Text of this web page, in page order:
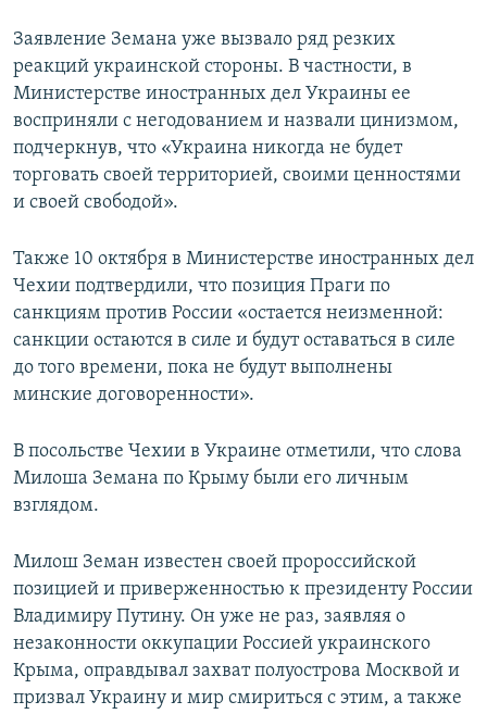
Заявление Земана уже вызвало ряд резких
реакций украинской стороны. В частности, в
Министерстве иностранных дел Украины ее
восприняли с негодованием и назвали цинизмом,
подчеркнув, что «Украина никогда не будет
торговать своей территорией, своими ценностями
и своей свободой».
Также 10 октября в Министерстве иностранных дел
Чехии подтвердили, что позиция Праги по
санкциям против России «остается неизменной:
санкции остаются в силе и будут оставаться в силе
до того времени, пока не будут выполнены
минские договоренности».
В посольстве Чехии в Украине отметили, что слова
Милоша Земана по Крыму были его личным
взглядом.
Милош Земан известен своей пророссийской
позицией и приверженностью к президенту России
Владимиру Путину. Он уже не раз, заявляя о
незаконности оккупации Россией украинского
Крыма, оправдывал захват полуострова Москвой и
призвал Украину и мир смириться с этим, а также